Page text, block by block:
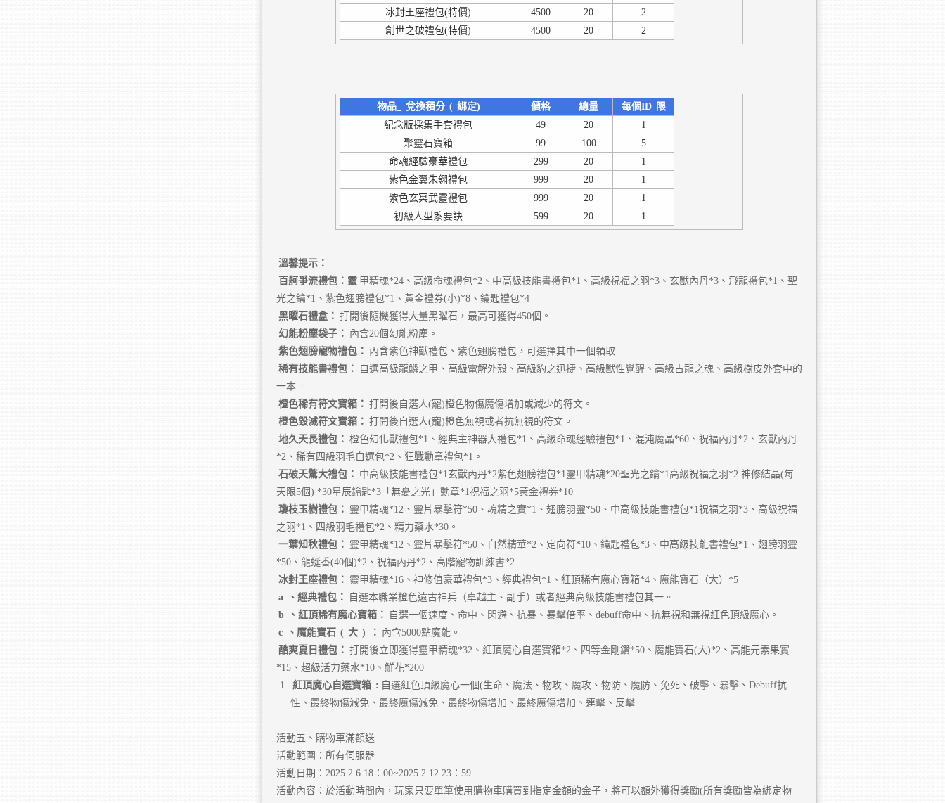
冰封王座禮包(特價)
4500 20
2
創世之破禮包(特價)
4500 20 2
物品_ 兌換積分 ( 綁定) 價格 總量 每個ID 限
紀念版採集手套禮包
49 20
1
聚靈石寶箱
99 100
5
命魂經驗豪華禮包
299 20
1
紫色金翼朱翎禮包
999 20
1
紫色玄冥武靈禮包
999 20
1
初級人型系要訣
599 20 1
溫馨提示：
百舸爭流禮包：靈 甲精魂*24、高級命魂禮包*2、中高級技能書禮包*1、高級祝福之羽*3、玄獸內丹*3、飛龍禮包*1、聖
光之鑰*1、紫色翅膀禮包*1、黃金禮券(小)*8、鑰匙禮包*4
黑曜石禮盒： 打開後隨機獲得大量黑曜石，最高可獲得450個。
幻能粉塵袋子： 內含20個幻能粉塵。
紫色翅膀寵物禮包： 內含紫色神獸禮包、紫色翅膀禮包，可選擇其中一個領取
稀有技能書禮包：
自選高級龍鱗之甲、高級電解外殼、高級豹之迅捷、高級獸性覺醒、高級古龍之魂、高級樹皮外套中的
一本。
橙色稀有符文寶箱： 打開後自選人(寵)橙色物傷魔傷增加或減少的符文。
橙色毀滅符文寶箱： 打開後自選人(寵)橙色無視或者抗無視的符文。
地久天長禮包： 橙色幻化獸禮包*1、經典主神器大禮包*1、高級命魂經驗禮包*1、混沌魔晶*60、祝福內丹*2、玄獸內丹
*2、稀有四級羽毛自選包*2、狂戰勳章禮包*1。
石破天驚大禮包： 中高級技能書禮包*1玄獸內丹*2紫色翅膀禮包*1靈甲精魂*20聖光之鑰*1高級祝福之羽*2 神修結晶(每
天限5個) *30星辰鑰匙*3「無憂之光」勳章*1祝福之羽*5黃金禮券*10
瓊枝玉樹禮包： 靈甲精魂*12、靈片暴擊符*50、魂精之實*1、翅膀羽靈*50、中高級技能書禮包*1祝福之羽*3、高級祝福
之羽*1、四級羽毛禮包*2、精力藥水*30。
一葉知秋禮包： 靈甲精魂*12、靈片暴擊符*50、自然精華*2、定向符*10、鑰匙禮包*3、中高級技能書禮包*1、翅膀羽靈
*50、龍蜒香(40個)*2、祝福內丹*2、高階寵物訓練書*2
冰封王座禮包： 靈甲精魂*16、神修值豪華禮包*3、經典禮包*1、紅頂稀有魔心寶箱*4、魔能寶石（大）*5
a
、經典禮包：
自選本職業橙色遠古神兵（卓越主、副手）或者經典高級技能書禮包其一。
b
、紅頂稀有魔心寶箱：
自選一個速度、命中、閃避、抗暴、暴擊倍率、debuff命中、抗無視和無視紅色頂級魔心。
c
、魔能寶石 ( 大 ) ： 內含5000點魔能。
酷爽夏日禮包： 打開後立即獲得靈甲精魂*32、紅頂魔心自選寶箱*2、四等金剛鑽*50、魔能寶石(大)*2、高能元素果實
*15、超級活力藥水*10、鮮花*200
紅頂魔心自選寶箱 : 自選紅色頂級魔心一個(生命、魔法、物攻、魔攻、物防、魔防、免死、破擊、暴擊、Debuff抗
性、最終物傷減免、最終魔傷減免、最終物傷增加、最終魔傷增加、連擊、反擊
活動五、購物車滿額送
活動範圍：所有伺服器
活動日期：2025.2.6 18：00~2025.2.12 23：59
活動內容：於活動時間內，玩家只要單筆使用購物車購買到指定金額的金子，將可以額外獲得獎勵(所有獎勵皆為綁定物